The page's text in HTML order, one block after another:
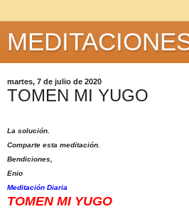
martes, 7 de julio de 2020
TOMEN MI YUGO
La solución.
Comparte esta meditación.
Bendiciones,
Enio
Meditación Diaria
TOMEN MI YUGO